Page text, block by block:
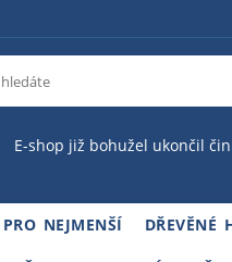
E-shop již bohužel ukončil
NEJMENŠÍ DŘEVĚNÉ